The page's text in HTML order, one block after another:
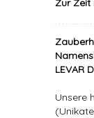
Zur Zeit
LEVAR
Unsere